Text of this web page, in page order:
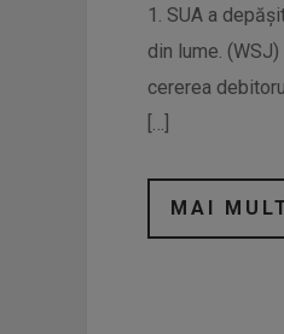
1. SUA a
din lume.
cererea
[…]
MAI